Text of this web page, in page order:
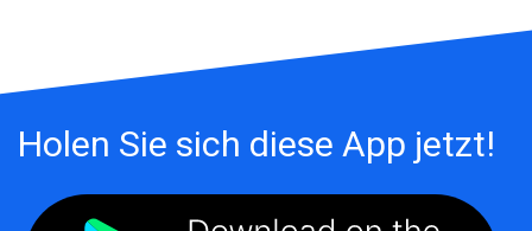
Holen Sie sich diese App jetzt!